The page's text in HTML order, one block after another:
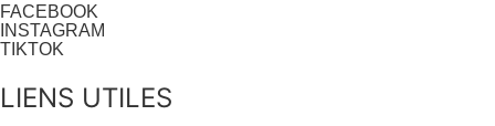
FACEBOOK
INSTAGRAM
TIKTOK
LIENS UTILES